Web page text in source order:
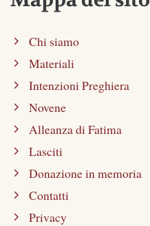
Chi siamo
Materiali
Intenzioni Preghiera
Novene
Alleanza di Fatima
Lasciti
Donazione in memoria
Contatti
Privacy